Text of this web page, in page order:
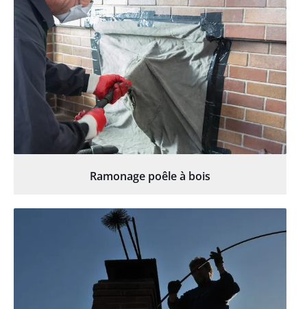
Ramonage poêle à bois